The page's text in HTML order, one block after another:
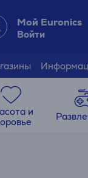
Мой Euronics
Войти
и